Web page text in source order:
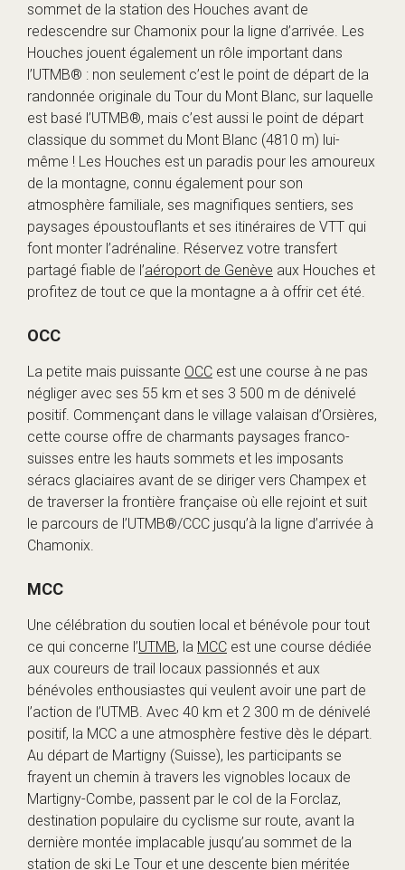
sommet de la station des Houches avant de
redescendre sur Chamonix pour la ligne d’arrivée. Les
Houches jouent également un rôle important dans
l’UTMB® : non seulement c’est le point de départ de la
randonnée originale du Tour du Mont Blanc, sur laquelle
est basé l’UTMB®, mais c’est aussi le point de départ
classique du sommet du Mont Blanc (4810 m) lui-
même ! Les Houches est un paradis pour les amoureux
de la montagne, connu également pour son
atmosphère familiale, ses magnifiques sentiers, ses
paysages époustouflants et ses itinéraires de VTT qui
font monter l’adrénaline. Réservez votre transfert
partagé fiable de l’aéroport de Genève aux Houches et
profitez de tout ce que la montagne a à offrir cet été.
OCC
La petite mais puissante OCC est une course à ne pas
négliger avec ses 55 km et ses 3 500 m de dénivelé
positif. Commençant dans le village valaisan d’Orsières,
cette course offre de charmants paysages franco-
suisses entre les hauts sommets et les imposants
séracs glaciaires avant de se diriger vers Champex et
de traverser la frontière française où elle rejoint et suit
le parcours de l’UTMB®/CCC jusqu’à la ligne d’arrivée à
Chamonix.
MCC
Une célébration du soutien local et bénévole pour tout
ce qui concerne l’UTMB, la MCC est une course dédiée
aux coureurs de trail locaux passionnés et aux
bénévoles enthousiastes qui veulent avoir une part de
l’action de l’UTMB. Avec 40 km et 2 300 m de dénivelé
positif, la MCC a une atmosphère festive dès le départ.
Au départ de Martigny (Suisse), les participants se
frayent un chemin à travers les vignobles locaux de
Martigny-Combe, passent par le col de la Forclaz,
destination populaire du cyclisme sur route, avant la
dernière montée implacable jusqu’au sommet de la
station de ski Le Tour et une descente bien méritée